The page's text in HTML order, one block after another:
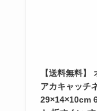
【送料無料】
アカキャッチ
29×14×10cm